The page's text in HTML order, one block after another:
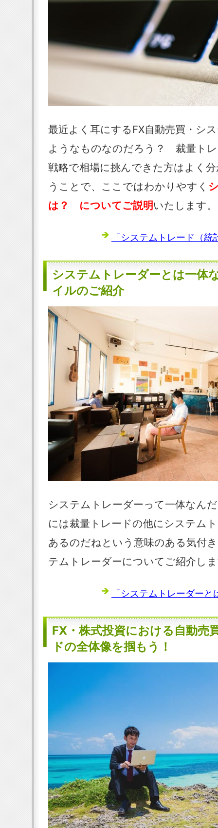
最近よく耳にするFX自動売買・シ
ようなものなのだろう？ 裁量トレ
戦略で相場に挑んできた方はよく
うことで、ここではわかりやすく
は？ についてご説明いたします。
「システムトレード（
システムトレーダーとは一体
イルのご紹介
システムトレーダーって一体なん
には裁量トレードの他にシステム
あるのだねという意味のある気付
テムトレーダーについてご紹介し
「システムトレーダー
FX・株式投資における自動売
ドの全体像を掴もう！